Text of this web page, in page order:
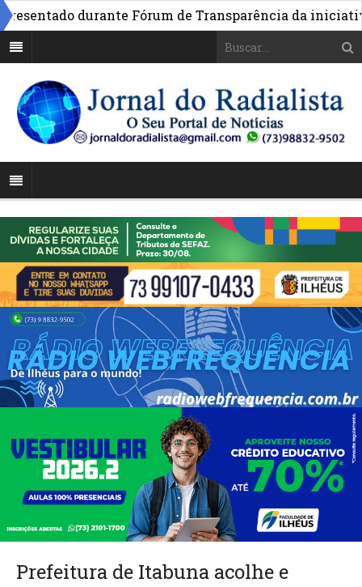
durante Fórum de Transparência da iniciativa
Prefeitura de Itabuna acolhe e